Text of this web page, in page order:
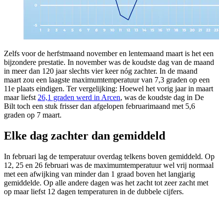
Zelfs voor de herfstmaand november en lentemaand maart is het een
bijzondere prestatie. In november was de koudste dag van de maand
in meer dan 120 jaar slechts vier keer nóg zachter. In de maand
maart zou een laagste maximumtemperatuur van 7,3 graden op een
11e plaats eindigen. Ter vergelijking: Hoewel het vorig jaar in maart
maar liefst 26,1 graden werd in Arcen, was de koudste dag in De
Bilt toch een stuk frisser dan afgelopen februarimaand met 5,6
graden op 7 maart.
Elke dag zachter dan gemiddeld
In februari lag de temperatuur overdag telkens boven gemiddeld. Op
12, 25 en 26 februari was de maximumtemperatuur wel vrij normaal
met een afwijking van minder dan 1 graad boven het langjarig
gemiddelde. Op alle andere dagen was het zacht tot zeer zacht met
op maar liefst 12 dagen temperaturen in de dubbele cijfers.